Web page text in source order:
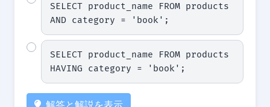
SELECT product_name FROM products
AND category = 'book';
SELECT product_name FROM products
HAVING category = 'book';
解答と解説を表示